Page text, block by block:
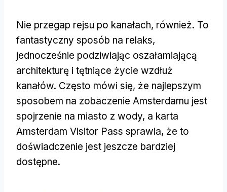
Nie przegap rejsu po kanałach, również. To
fantastyczny sposób na relaks,
jednocześnie podziwiając oszałamiającą
architekturę i tętniące życie wzdłuż
kanałów. Często mówi się, że najlepszym
sposobem na zobaczenie Amsterdamu jest
spojrzenie na miasto z wody, a karta
Amsterdam Visitor Pass sprawia, że to
doświadczenie jest jeszcze bardziej
dostępne.